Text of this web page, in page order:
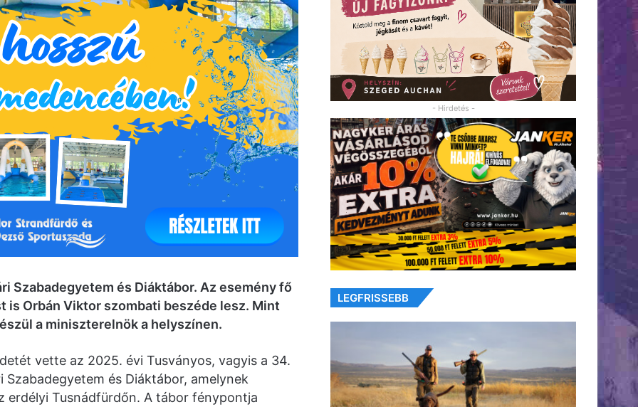
Szabadegyetem és Diáktábor. Az esemény fő
is Orbán Viktor szombati beszéde lesz. Mint
a miniszterelnök a helyszínen.
vette az 2025. évi Tusványos, vagyis a 34.
és Diáktábor, amelynek
Tusnádfürdőn. A tábor fénypontja
- Hirdetés -
LEGFRISSEBB